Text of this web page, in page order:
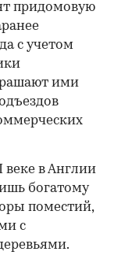
придомовую
с учетом
ими
веке в Англии
богатому
поместий,
с